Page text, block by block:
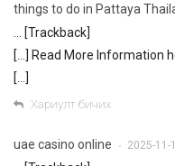
things to do in Pattaya
… [Trackback]
[…] Read More Information
[…]
Хариулт бичих
uae casino online • 2025-11-